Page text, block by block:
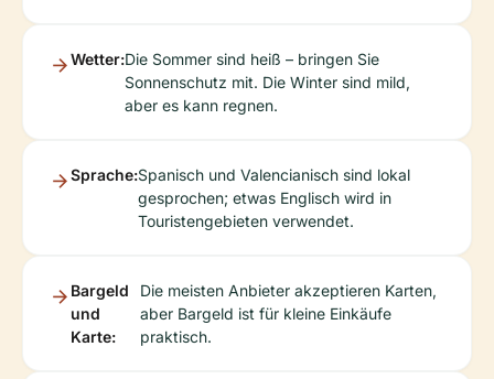
Wetter:Die Sommer sind heiß – bringen Sie
Sonnenschutz mit. Die Winter sind mild,
aber es kann regnen.
Sprache:Spanisch und Valencianisch sind lokal
gesprochen; etwas Englisch wird in
Touristengebieten verwendet.
Bargeld
und
Karte:
Die meisten Anbieter akzeptieren Karten,
aber Bargeld ist für kleine Einkäufe
praktisch.